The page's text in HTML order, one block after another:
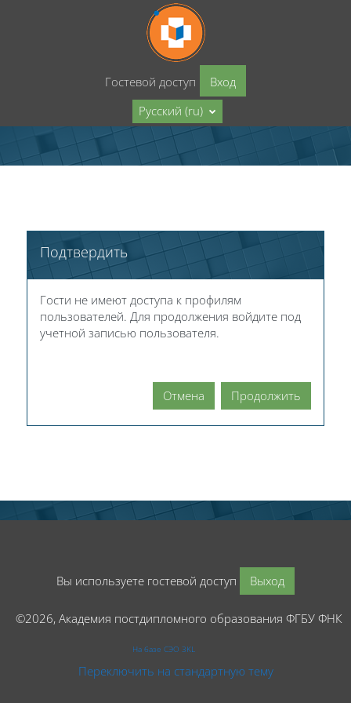
Перейти к основному содержанию
Гостевой доступ
Вход
Русский ‎(ru)‎
Подтвердить
Гости не имеют доступа к профилям
пользователей. Для продолжения войдите под
учетной записью пользователя.
Отмена Продолжить
Вы используете гостевой доступ Выход
©2026, Академия постдипломного образования ФГБУ
На базе СЭО 3KL
Переключить на стандартную тему